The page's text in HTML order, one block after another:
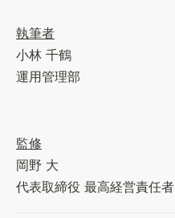
執筆者
小林 千鶴
運用管理部
岡野 大
代表取締役 最高経営責任者